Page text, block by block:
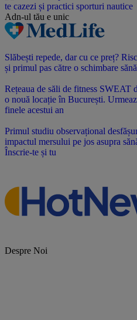
Adn-ul tău e unic
Slăbești repede, dar cu ce preț?
și primul pas către o schimbare
Rețeaua de săli de fitness SWEAT
o nouă locație în București.
finele acestui an
Primul studiu observațional
impactul mersului pe jos asupra
Înscrie-te și tu
Despre Noi